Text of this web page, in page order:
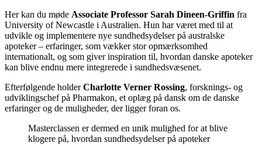
Her kan du møde Associate Professor Sarah Dineen-Griffin fra
University of Newcastle i Australien. Hun har været med til at
udvikle og implementere nye sundhedsydelser på australske
apoteker – erfaringer, som vækker stor opmærksomhed
internationalt, og som giver inspiration til, hvordan danske apoteker
kan blive endnu mere integrerede i sundhedsvæsenet.
Efterfølgende holderCharlotte Verner Rossing, forsknings- og
udviklingschef på Pharmakon, et oplæg på dansk om de danske
erfaringer og de muligheder, der ligger foran os.
Masterclassen er dermed en unik mulighed for at blive
klogere på, hvordan sundhedsydelser på apoteker